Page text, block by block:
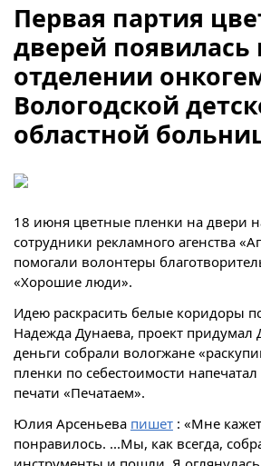
Первая партия
дверей появилась
отделении
Вологодской
областной
18 июня цветные пленки на двери
сотрудники рекламного агенства
помогали волонтеры
«Хорошие люди».
Идею раскрасить белые коридоры
Надежда Дунаева, проект придумал
деньги собрали вологжане
пленки по себестоимости
печати «Печатаем».
Юлия Арсеньева пишет: «Мне
понравилось. ...Мы, как всегда,